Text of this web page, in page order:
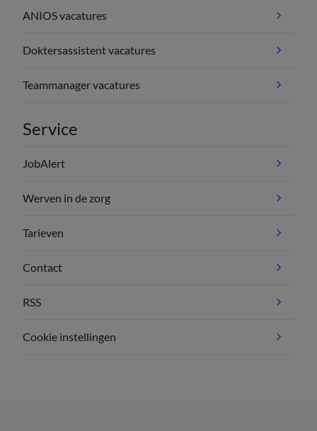
ANIOS vacatures
Doktersassistent vacatures
Teammanager vacatures
Service
JobAlert
Werven in de zorg
Tarieven
Contact
RSS
Cookie instellingen